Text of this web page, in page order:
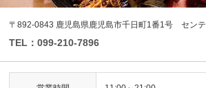
〒892-0843 鹿児島県鹿児島市千日町1番1号 セン
TEL：099-210-7896